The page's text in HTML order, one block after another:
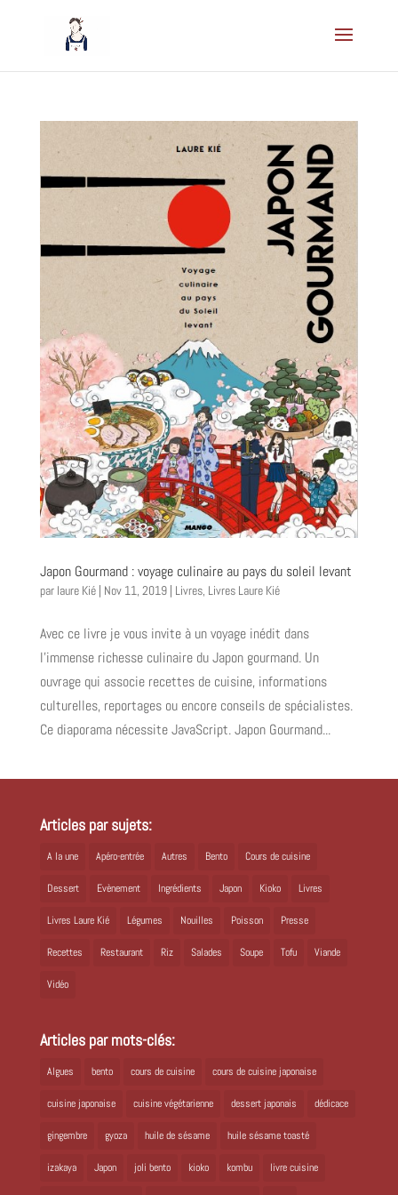
Japon Gourmand : voyage culinaire au pays du soleil levant
par laure Kié| Nov 11, 2019| Livres, Livres Laure Kié
Avec ce livre je vous invite à un voyage inédit dans
l’immense richesse culinaire du Japon gourmand. Un
ouvrage qui associe recettes de cuisine, informations
culturelles, reportages ou encore conseils de spécialistes.
Ce diaporama nécessite JavaScript. Japon Gourmand...
Articles par sujets:
A la une Apéro-entrée Autres Bento Cours de cuisine
Dessert Evènement Ingrédients Japon Kioko Livres
Livres Laure Kié Légumes Nouilles Poisson Presse
Recettes Restaurant Riz Salades Soupe Tofu Viande
Vidéo
Articles par mots-clés:
Algues bento cours de cuisine cours de cuisine japonaise
cuisine japonaise cuisine végétarienne dessert japonais dédicace
gingembre gyoza huile de sésame huile sésame toasté
izakaya Japon joli bento kioko kombu livre cuisine